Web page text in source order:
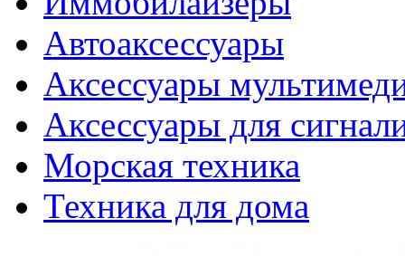
Автоаксессуары
Аксессуары
Аксессуары для
Морская техника
Техника для дома